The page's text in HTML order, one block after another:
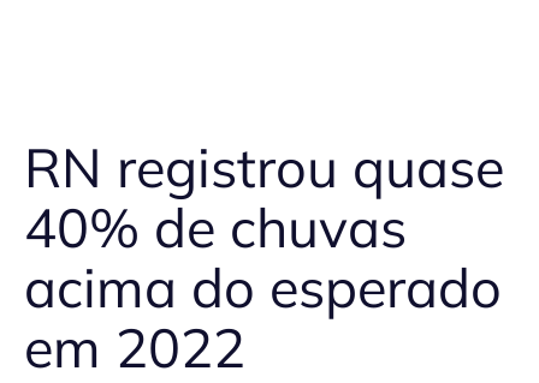
RN registrou quase
40% de chuvas
acima do esperado
em 2022